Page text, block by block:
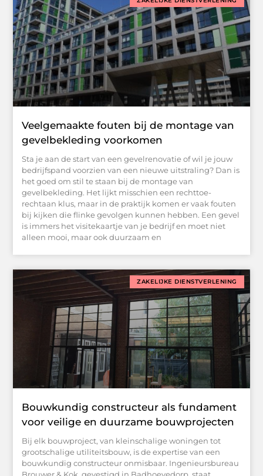
Veelgemaakte fouten bij de montage van
gevelbekleding voorkomen
Sta je aan de start van een gevelrenovatie of wil je jouw
bedrijfspand voorzien van een nieuwe uitstraling? Dan is
het goed om stil te staan bij de montage van
gevelbekleding. Het lijkt misschien een rechttoe-
rechtaan klus, maar in de praktijk komen er vaak fouten
bij kijken die flinke gevolgen kunnen hebben. Een gevel
is immers het visitekaartje van je bedrijf en moet niet
alleen mooi, maar ook duurzaam en
ZAKELIJKE DIENSTVERLENING
Bouwkundig constructeur als fundament
voor veilige en duurzame bouwprojecten
Bij elk bouwproject, van kleinschalige woningen tot
grootschalige utiliteitsbouw, is de expertise van een
bouwkundig constructeur onmisbaar. Ingenieursbureau
Brouwer & Kok, gevestigd in Badhoevedorp, staat